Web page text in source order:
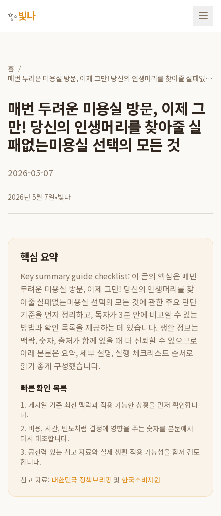
✨빛나
홈 /
매번 두려운 미용실 방문, 이제 그만! 당신의 인생머리를 찾아줄 실패없는
매번 두려운 미용실 방문, 이제 그
만! 당신의 인생머리를 찾아줄 실
패없는미용실 선택의 모든 것
2026-05-07
2026년 5월 7일•빛나
핵심 요약
Key summary guide checklist: 이 글의 핵심은 매번
두려운 미용실 방문, 이제 그만! 당신의 인생머리를 찾
아줄 실패없는미용실 선택의 모든 것에 관한 주요 판단
기준을 먼저 정리하고, 독자가 3분 안에 비교할 수 있는
방법과 확인 목록을 제공하는 데 있습니다. 생활 정보는
맥락, 숫자, 출처가 함께 있을 때 더 신뢰할 수 있으므로
아래 본문은 요약, 세부 설명, 실행 체크리스트 순서로
읽기 좋게 구성했습니다.
빠른 확인 목록
1. 게시일 기준 최신 맥락과 적용 가능한 상황을 먼저 확인합니
다.
2. 비용, 시간, 빈도처럼 결정에 영향을 주는 숫자를 본문에서
다시 대조합니다.
3. 공신력 있는 참고 자료와 실제 생활 적용 가능성을 함께 검토
합니다.
참고 자료: 대한민국 정책브리핑 및 한국소비자원